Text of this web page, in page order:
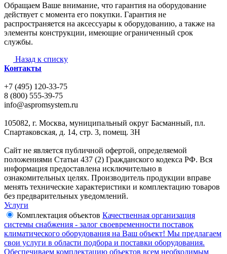
Обращаем Ваше внимание, что гарантия на оборудование
действует с момента его покупки. Гарантия не
распространяется на аксессуары к оборудованию, а также на
элементы конструкции, имеющие ограниченный срок
службы.
Назад к списку
Контакты
+7 (495) 120-33-75
8 (800) 555-39-75
info@aspromsystem.ru
105082, г. Москва, муниципальный округ Басманный, пл.
Спартаковская, д. 14, стр. 3, помещ. 3Н
Сайт не является публичной офертой, определяемой
положениями Статьи 437 (2) Гражданского кодекса РФ. Вся
информация предоставлена исключительно в
ознакомительных целях. Производитель продукции вправе
менять технические характеристики и комплектацию товаров
без предварительных уведомлений.
Услуги
Комплектация объектов Качественная организация
системы снабжения - залог своевременности поставок
климатического оборудования на Ваш объект! Мы предлагаем
свои услуги в области подбора и поставки оборудования.
Обеспечиваем комплектацию объектов всем необходимым